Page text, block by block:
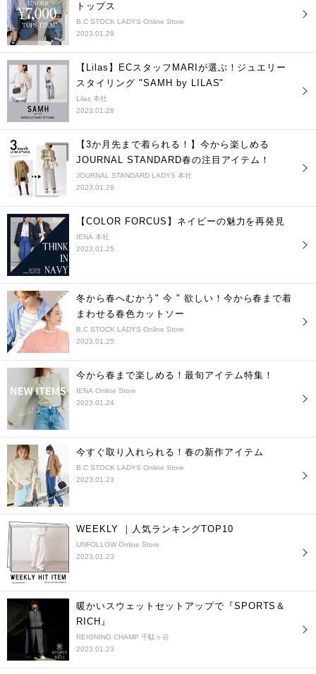
トップス
B.C STOCK LADYS Online Store
2023.01.29
【Lilas】ECスタッフMARIが選ぶ！ジュエリー
スタイリング "SAMH by LILAS"
Lilas 本社
2023.01.28
【3か月先まで着られる！】今から楽しめる
JOURNAL STANDARD春の注目アイテム！
JOURNAL STANDARD LADYS 本社
2023.01.28
【COLOR FORCUS】ネイビーの魅力を再発見
IENA 本社
2023.01.25
冬から春へむかう" 今 " 欲しい！今から春まで着
まわせる春色カットソー
B.C STOCK LADYS Online Store
2023.01.25
今から春まで楽しめる！最旬アイテム特集！
IENA Online Store
2023.01.24
今すぐ取り入れられる！春の新作アイテム
B.C STOCK LADYS Online Store
2023.01.23
WEEKLY ｜人気ランキングTOP10
UNFOLLOW Online Store
2023.01.23
暖かいスウェットセットアップで『SPORTS＆
RICH』
REIGNING CHAMP 千駄ヶ谷
2023.01.23